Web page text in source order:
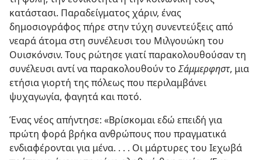
κατάστασι. Παραδείγματος χάριν, ένας
δημοσιογράφος πήρε στην τύχη συνεντεύξεις από
νεαρά άτομα στη συνέλευσι του Μιλγουώκη του
Ουισκόνσιν. Τους ρώτησε γιατί παρακολουθούσαν τη
συνέλευσι αντί να παρακολουθούν το Σάμμερφηστ, μια
ετήσια γιορτή της πόλεως που περιλαμβάνει
ψυχαγωγία, φαγητά και ποτό.
Ένας νέος απήντησε: «Βρίσκομαι εδώ επειδή για
πρώτη φορά βρήκα ανθρώπους που πραγματικά
ενδιαφέρονται για μένα. . . . Οι μάρτυρες του Ιεχωβά